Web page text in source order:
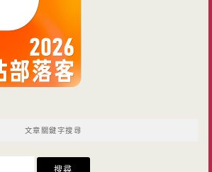
文章關鍵字搜尋